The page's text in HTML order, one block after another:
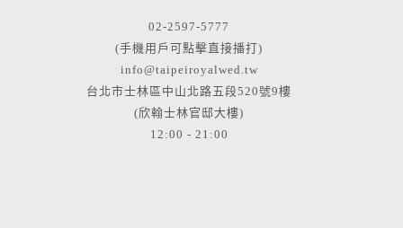
02-2597-5777
(手機用戶可點擊直接播打)
info@taipeiroyalwed.tw
台北市士林區中山北路五段520號9樓
(欣翰士林官邸大樓)
12:00 - 21:00